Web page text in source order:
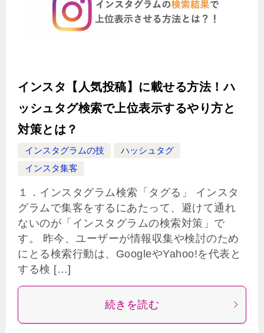
インスタ【人気投稿】に載せる方法！ハ
ッシュタグ検索で上位表示するやり方と
対策とは？
インスタグラムの技
ハッシュタグ
インスタ集客
１．インスタグラム検索「タグる」 インスタ
グラムで集客をするにあたって、避けて通れ
ないのが「インスタグラムの検索対策」で
す。 昨今、ユーザーが情報収集や検討のため
にとる検索行動は、GoogleやYahoo!を代表と
する検 […]
続きを読む